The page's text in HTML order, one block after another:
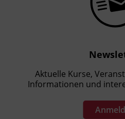
Aktuelle Kurse,
Informationen und